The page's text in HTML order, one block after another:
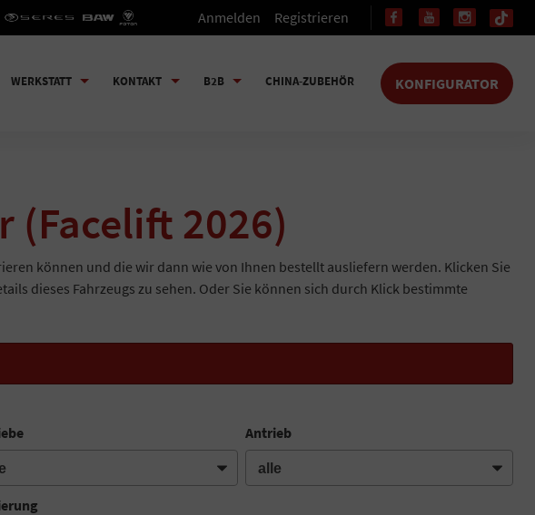
Anmelden Registrieren
WERKSTATT KONTAKT B2B CHINA-ZUBEHÖR KONFIGURATOR
(Facelift 2026)
können und die wir dann wie von Ihnen bestellt ausliefern werden. Klicken Sie
dieses Fahrzeugs zu sehen. Oder Sie können sich durch Klick bestimmte
Antrieb